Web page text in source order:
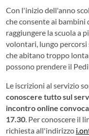
Con l'inizio dell'anno
che consente ai bambini
raggiungere la scuola a
volontari, lungo percorsi
che abitano troppo
possono prendere il
Le iscrizioni al servizio
conoscere tutto sul
incontro online
17.30 . Per conoscere il
richiesta all'indirizzo